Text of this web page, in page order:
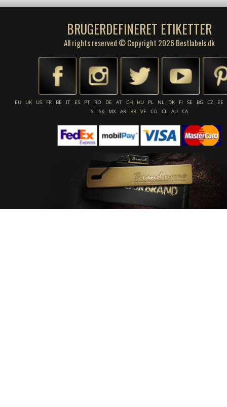
BRUGERDEFINERET ETIKETTER
All rights reserved © Copyright 2026 Bestlabels.dk
EU UK US FR BE IT ES PT RO DE AT CH HU PL NL DK FI SE BG CZ
EE
SI
SK MX AR BR VE CO CL AU CA